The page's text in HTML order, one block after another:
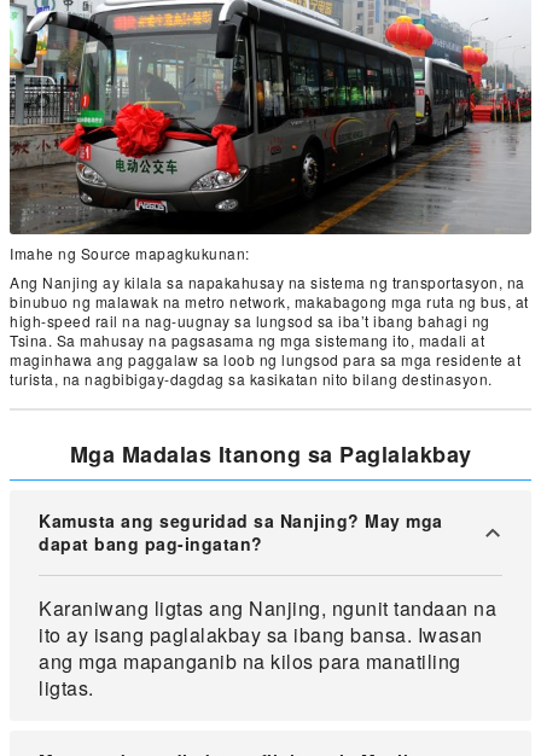
Imahe ng Source mapagkukunan:
Ang Nanjing ay kilala sa napakahusay na sistema ng transportasyon, na
binubuo ng malawak na metro network, makabagong mga ruta ng bus, at
high-speed rail na nag-uugnay sa lungsod sa iba’t ibang bahagi ng
Tsina. Sa mahusay na pagsasama ng mga sistemang ito, madali at
maginhawa ang paggalaw sa loob ng lungsod para sa mga residente at
turista, na nagbibigay-dagdag sa kasikatan nito bilang destinasyon.
Mga Madalas Itanong sa Paglalakbay
Kamusta ang seguridad sa Nanjing? May mga
dapat bang pag-ingatan?
Karaniwang ligtas ang Nanjing, ngunit tandaan na
ito ay isang paglalakbay sa ibang bansa. Iwasan
ang mga mapanganib na kilos para manatiling
ligtas.